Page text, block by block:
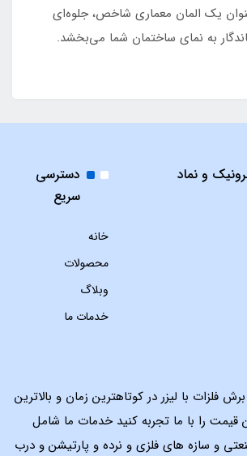
یک المان معماری شاخص، جلوه‌ای
به نمای ساختمان شما می‌بخشد.
و نماد
دسترسی
سریع
خانه
محصولات
وبلاگ
خدمات ما
فلزات با لیزر در کوتاهترین زمان و بالاترین
را با ما تجربه کنید خدمات ما شامل
و سازه های فلزی و نرده و پارتیشن و درب